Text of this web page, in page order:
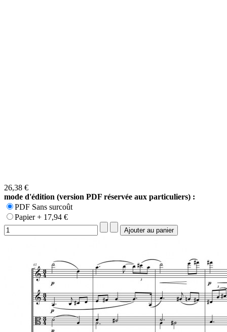
26,38 €
mode d'édition (version PDF réservée aux particuliers) :
PDF Sans surcoût
Papier + 17,94 €